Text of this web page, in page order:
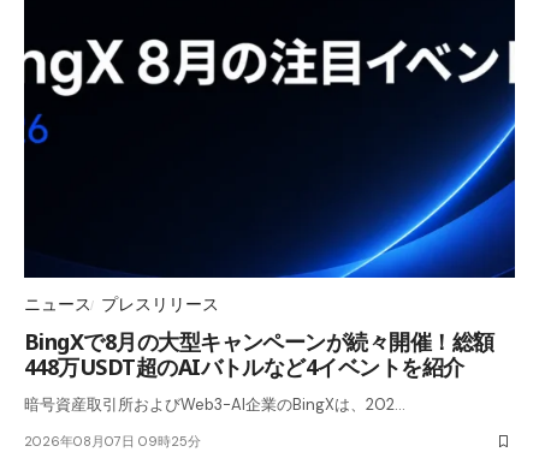
ニュース プレスリリース
BingXで8月の大型キャンペーンが続々開催！総額
448万USDT超のAIバトルなど4イベントを紹介
暗号資産取引所およびWeb3-AI企業のBingXは、202…
2026年08月07日 09時25分